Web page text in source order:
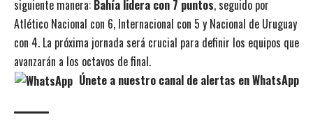
siguiente manera: Bahía lidera con 7 puntos, seguido por
Atlético Nacional con 6, Internacional con 5 y Nacional de Uruguay
con 4. La próxima jornada será crucial para definir los equipos que
avanzarán a los octavos de final.
Únete a nuestro canal de alertas en WhatsApp